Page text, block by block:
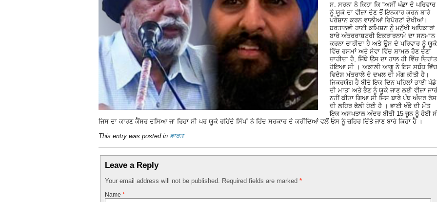
ਸ. ਸਰਨਾ ਨੇ ਕਿਹਾ ਕਿ “ਅਸੀਂ ਖੰਡਾ ਦੇ ਪਰਿਵਾਰ
ਨੂੰ ਯੂਕੇ ਦਾ ਵੀਜ਼ਾ ਦੇਣ ਤੋਂ ਇਨਕਾਰ ਕਰਨ ਬਾਰੇ
ਪਰੇਸ਼ਾਨ ਕਰਨ ਵਾਲੀਆਂ ਰਿਪੋਰਟਾਂ ਦੇਖੀਆਂ।
ਬਰਤਾਨਵੀ ਹਾਈ ਕਮਿਸ਼ਨ ਨੂੰ ਮਨੁੱਖੀ ਅਧਿਕਾਰਾਂ
ਬਾਰੇ ਅੰਤਰਰਾਸ਼ਟਰੀ ਇਕਰਾਰਨਾਮੇ ਦਾ ਸਨਮਾਨ
ਕਰਨਾ ਚਾਹੀਦਾ ਹੈ ਅਤੇ ਉਸ ਦੇ ਪਰਿਵਾਰ ਨੂੰ ਯੂਕੇ
ਵਿੱਚ ਰਸਮਾਂ ਅਤੇ ਸੇਵਾ ਵਿੱਚ ਸ਼ਾਮਲ ਹੋਣ ਦੇਣਾ
ਚਾਹੀਦਾ ਹੈ, ਜਿੱਥੇ ਉਸ ਦਾ ਹਾਲ ਹੀ ਵਿੱਚ ਦਿਹਾਂਤ
ਹੋਇਆ ਸੀ । ਅਕਾਲੀ ਆਗੂ ਨੇ ਇਸ ਸਬੰਧ ਵਿੱਚ
ਵਿਦੇਸ਼ ਮੰਤਰਾਲੇ ਦੇ ਦਖਲ ਦੀ ਮੰਗ ਕੀਤੀ ਹੈ।
ਜਿਕਰਯੋਗ ਹੈ ਬੀਤੇ ਇਕ ਦਿਨ ਪਹਿਲਾਂ ਭਾਈ ਖੰਡੇ
ਦੀ ਮਾਤਾ ਅਤੇ ਭੈਣ ਨੂੰ ਯੂਕੇ ਜਾਣ ਲਈ ਵੀਜ਼ਾ
ਨਹੀਂ ਕੀਤਾ ਗਿਆ ਸੀ ਜਿਸ ਬਾਰੇ ਪੰਥ ਅੰਦਰ ਰੋਸ
ਦੀ ਲਹਿਰ ਫੈਲੀ ਹੋਈ ਹੈ । ਭਾਈ ਖੰਡੇ ਦੀ ਮੌਤ
ਇਕ ਅਸਪਤਾਲ ਅੰਦਰ ਬੀਤੀ 15 ਜੂਨ ਨੂੰ ਹੋਈ
ਜਿਸ ਦਾ ਕਾਰਣ ਕੈਂਸਰ ਦਸਿਆ ਜਾ ਰਿਹਾ ਸੀ ਪਰ ਯੂਕੇ ਰਹਿੰਦੇ ਸਿੱਖਾਂ ਨੇ ਹਿੰਦ ਸਰਕਾਰ ਦੇ ਕਰੀਂਦਿਆਂ ਵਲੋਂ ਓਸ ਨੂੰ ਜ਼ਹਿਰ ਦਿੱਤੇ ਜਾਣ ਬਾਰੇ ਕਿਹਾ ਹੈ ।
This entry was posted in ਭਾਰਤ.
Leave a Reply
Your email address will not be published. Required fields are marked *
Name *